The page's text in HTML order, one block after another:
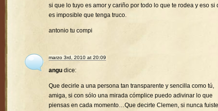
si que lo tuyo es amor y cariño por todo lo que te rodea y eso si
es imposible que tenga truco.
antonio tu compi
marzo 3rd, 2010 at 20:09
angu dice:
Que decirle a una persona tan transparente y sencilla como tú,
amiga, si con sólo una mirada cómplice puedo adivinar lo que
piensas en cada momento…Que decirte Clemen, si nunca fuiste